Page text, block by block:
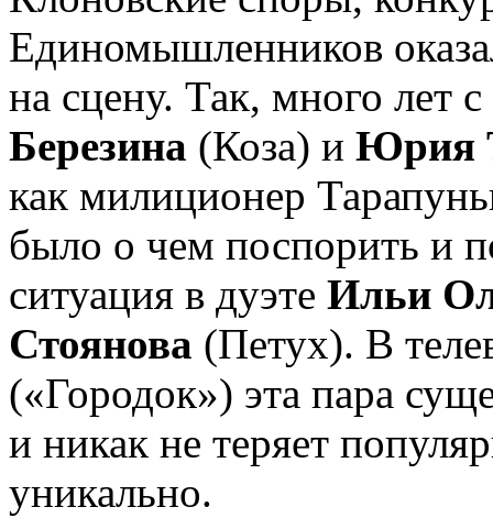
Единомышленников
на сцену. Так, много лет
Березина (Коза) и Юрия
как милиционер
было о чем поспорить и
ситуация в дуэте Ильи
Стоянова (Петух). В
(«Городок») эта пара
и никак не теряет
уникально.